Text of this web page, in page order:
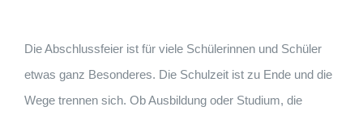
Die Abschlussfeier ist für viele Schülerinnen und Schüler
etwas ganz Besonderes. Die Schulzeit ist zu Ende und die
Wege trennen sich. Ob Ausbildung oder Studium, die